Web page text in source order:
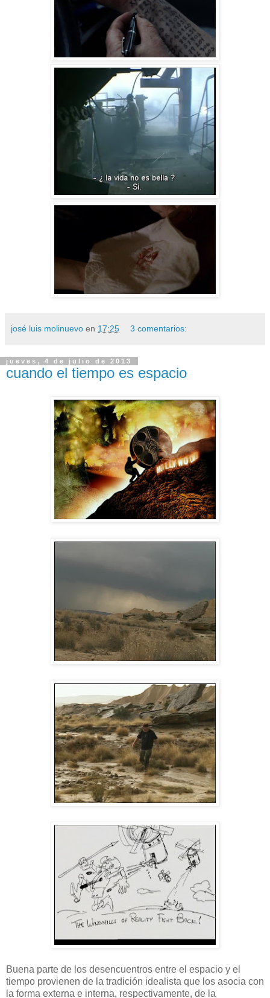
josé luis molinuevo en 17:25 3 comentarios:
jueves, 4 de julio de 2013
cuando el tiempo es espacio
Buena parte de los desencuentros entre el espacio y el
tiempo provienen de la tradición idealista que los asocia con
la forma externa e interna, respectivamente, de la